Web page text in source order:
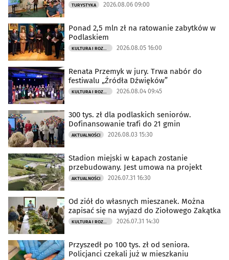
TURYSTYKA 2026.08.06 09:00
Ponad 2,5 mln zł na ratowanie zabytków w
Podlaskiem
KULTURA I ROZRYWKA 2026.08.05 16:00
Renata Przemyk w jury. Trwa nabór do
festiwalu „Źródła Dźwięków”
KULTURA I ROZRYWKA 2026.08.04 09:45
300 tys. zł dla podlaskich seniorów.
Dofinansowanie trafi do 21 gmin
AKTUALNOŚCI 2026.08.03 15:30
Stadion miejski w Łapach zostanie
przebudowany. Jest umowa na projekt
AKTUALNOŚCI 2026.07.31 16:30
Od ziół do własnych mieszanek. Można
zapisać się na wyjazd do Ziołowego Zakątka
KULTURA I ROZRYWKA 2026.07.31 14:30
Przyszedł po 100 tys. zł od seniora.
Policjanci czekali już w mieszkaniu